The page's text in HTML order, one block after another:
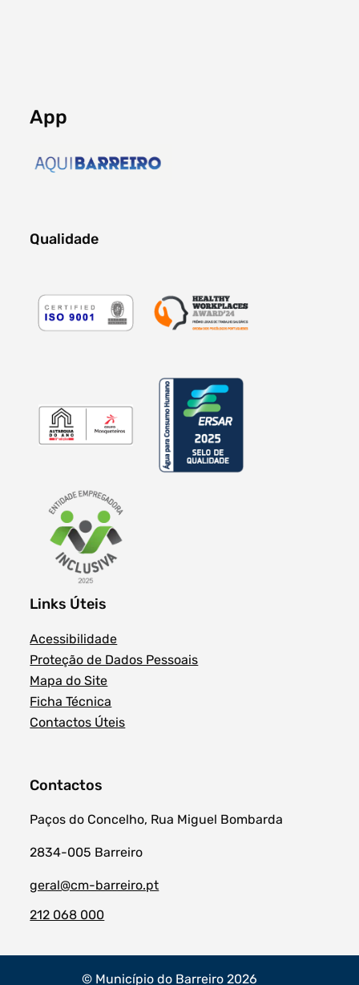
App
Qualidade
Links Úteis
Acessibilidade
Proteção de Dados Pessoais
Mapa do Site
Ficha Técnica
Contactos Úteis
Contactos
Paços do Concelho, Rua Miguel Bombarda
2834-005 Barreiro
geral@cm-barreiro.pt
212 068 000
© Município do Barreiro 2026